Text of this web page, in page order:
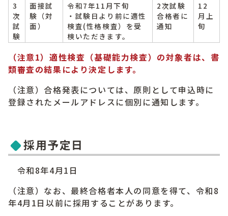
3
次
試
験
面接試
験（対
面）
令和7年11月下旬
・試験日より前に適性
検査(性格検査）を受
検いただきます。
2次試験
合格者に
通知
12
月上
旬
（注意1）適性検査（基礎能力検査）の対象者は、書
類審査の結果により決定します。
（注意）合格発表については、原則として申込時に
登録されたメールアドレスに個別に通知します。
採用予定日
令和8年4月1日
（注意）なお、最終合格者本人の同意を得て、令和8
年4月1日以前に採用することがあります。